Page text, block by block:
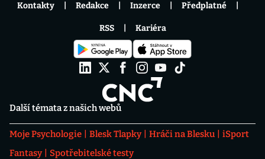
Další témata z našich webů
Moje Psychologie Blesk Tlapky Hráči na Blesku
iSport
Fantasy
Spotřebitelské testy
Kontakty Redakce Inzerce Předplatné
RSS Kariéra